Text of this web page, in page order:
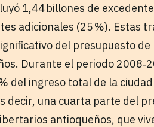
1,44 billones de
adicionales (25 %). Estas
del presupuesto de
Durante el periodo
del ingreso total de la
decir, una cuarta parte del
antioqueños, que